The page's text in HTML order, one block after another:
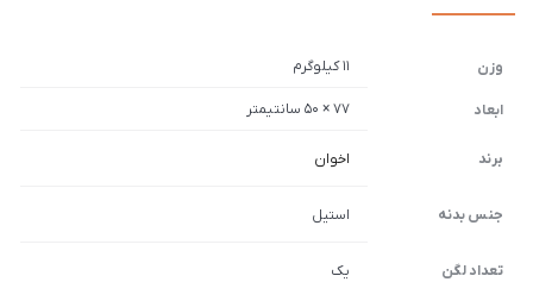
وزن 11 کیلوگرم
ابعاد 77 × 50 سانتیمتر
برند اخوان
جنس بدنه استیل
تعداد لگن یک